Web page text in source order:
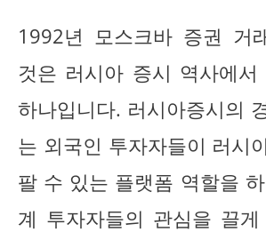
1992년 모스크바 증권 거
것은 러시아 증시 역사에
하나입니다. 러시아증시의
는 외국인 투자자들이 러시
팔 수 있는 플랫폼 역할을
계 투자자들의 관심을 끌